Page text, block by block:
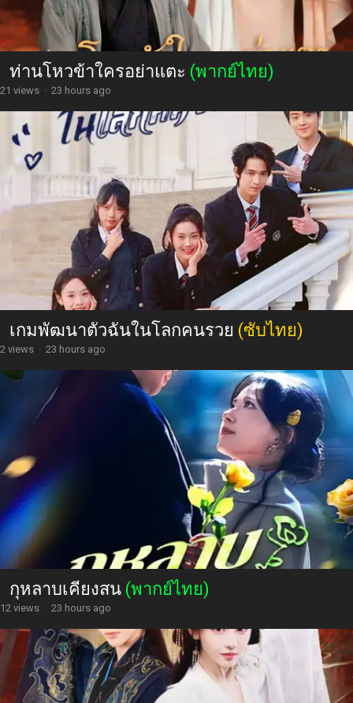
ท่านโหวข้าใครอย่าแตะ (พากย์ไทย)
21 views · 23 hours ago
เกมพัฒนาตัวฉันในโลกคนรวย (ซับไทย)
2 views · 23 hours ago
กุหลาบเคียงสน (พากย์ไทย)
12 views · 23 hours ago